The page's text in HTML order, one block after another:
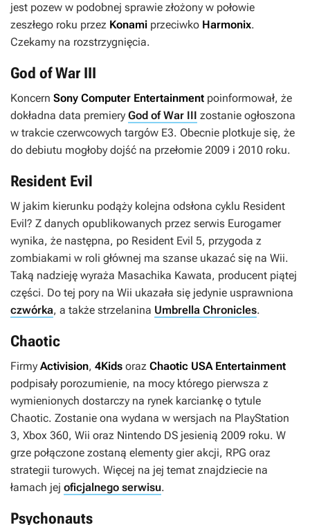
jest pozew w podobnej sprawie złożony w połowie
zeszłego roku przez Konami przeciwko Harmonix.
Czekamy na rozstrzygnięcia.
God of War III
Koncern Sony Computer Entertainment poinformował, że
dokładna data premiery God of War III zostanie ogłoszona
w trakcie czerwcowych targów E3. Obecnie plotkuje się, że
do debiutu mogłoby dojść na przełomie 2009 i 2010 roku.
Resident Evil
W jakim kierunku podąży kolejna odsłona cyklu Resident
Evil? Z danych opublikowanych przez serwis Eurogamer
wynika, że następna, po Resident Evil 5, przygoda z
zombiakami w roli głównej ma szanse ukazać się na Wii.
Taką nadzieję wyraża Masachika Kawata, producent piątej
części. Do tej pory na Wii ukazała się jedynie usprawniona
czwórka, a także strzelanina Umbrella Chronicles.
Chaotic
Firmy Activision, 4Kids oraz Chaotic USA Entertainment
podpisały porozumienie, na mocy którego pierwsza z
wymienionych dostarczy na rynek karciankę o tytule
Chaotic. Zostanie ona wydana w wersjach na PlayStation
3, Xbox 360, Wii oraz Nintendo DS jesienią 2009 roku. W
grze połączone zostaną elementy gier akcji, RPG oraz
strategii turowych. Więcej na jej temat znajdziecie na
łamach jej oficjalnego serwisu.
Psychonauts